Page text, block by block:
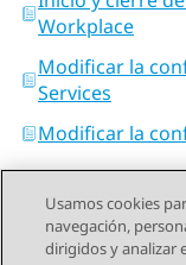
Workplace
Modificar la
Services
Modificar la
Usamos cookies
navegación,
dirigidos y analizar